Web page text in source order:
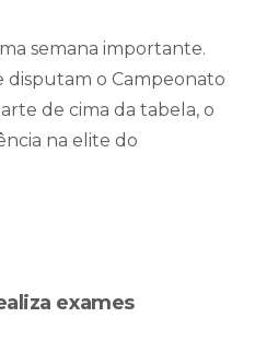
semana importante.
disputam o Campeonato
de cima da tabela, o
na elite do
exames